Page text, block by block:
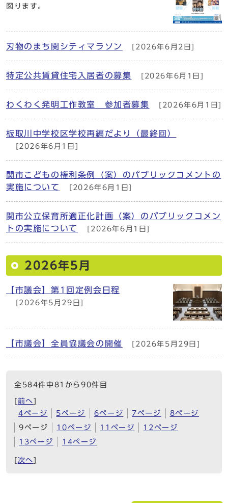
図ります。
刃物のまち関シティマラソン [2026年6月2日]
特定公共賃貸住宅入居者の募集 [2026年6月1日]
わくわく発明工作教室 参加者募集 [2026年6月1日]
板取川中学校区学校再編だより（最終回）
[2026年6月1日]
関市こどもの権利条例（案）のパブリックコメントの
実施について
[2026年6月1日]
関市公立保育所適正化計画（案）のパブリックコメン
トの実施について
[2026年6月1日]
2026年5月
【市議会】第1回定例会日程
[2026年5月29日]
【市議会】全員協議会の開催 [2026年5月29日]
全584件中81から90件目
[前へ]
4ページ
5ページ 6ページ 7ページ
8ページ
9ページ
10ページ 11ページ
12ページ
13ページ
14ページ
[次へ]